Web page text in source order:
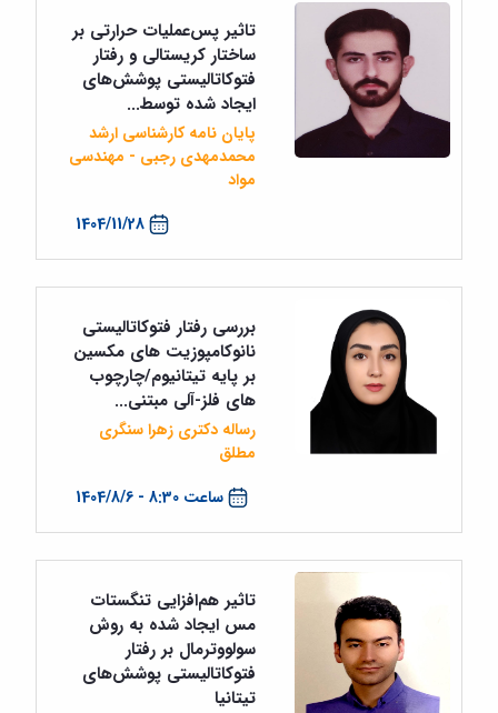
1404/11/28
تاثیر پس‌عملیات حرارتی بر
ساختار کریستالی و رفتار
فتوکاتالیستی پوشش‌های
ایجاد شده توسط...
پایان نامه کارشناسی ارشد
محمدمهدی رجبی - مهندسی
مواد
ساعت 8:30 - 1404/8/6
بررسی رفتار فتوکاتالیستی
نانوکامپوزیت های مکسین
بر پایه تیتانیوم/چارچوب
های فلز-آلی مبتنی...
رساله دکتری زهرا سنگری
مطلق
تاثیر هم‌افزایی تنگستات
مس ایجاد شده به روش
سولووترمال بر رفتار
فتوکاتالیستی پوشش‌های
تیتانیا